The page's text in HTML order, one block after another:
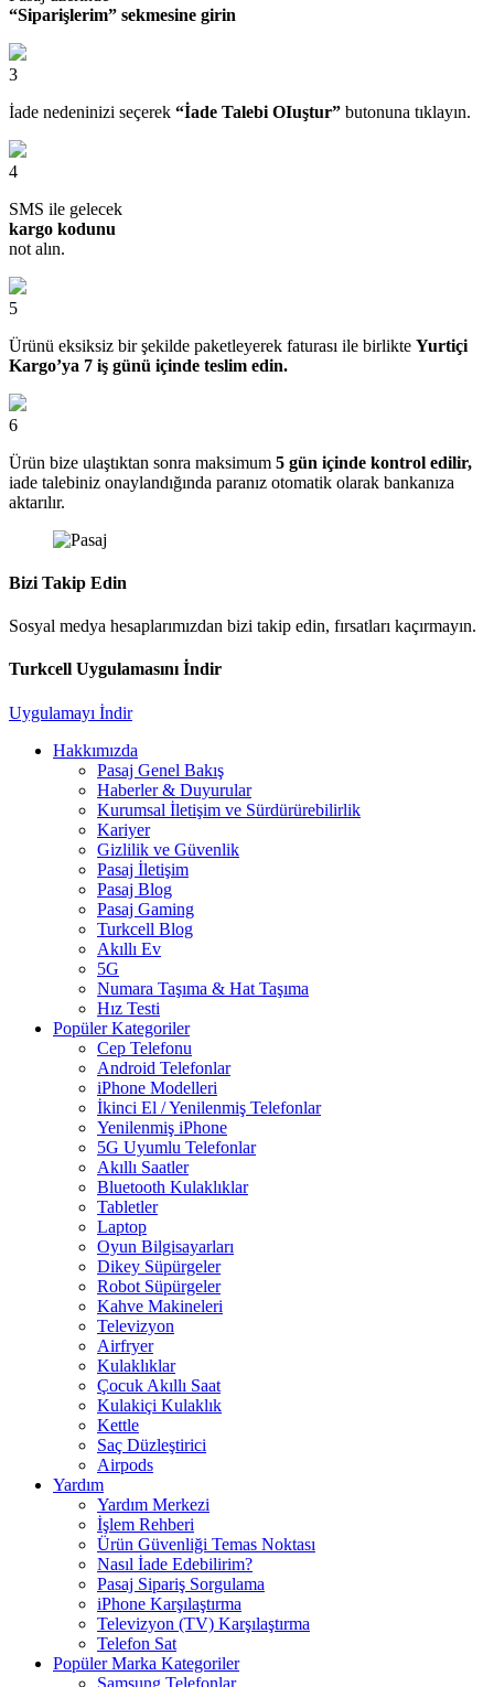
“Siparişlerim” sekmesine girin
3
İade nedeninizi seçerek “İade Talebi OIuştur” butonuna tıklayın.
4
SMS ile gelecek
kargo kodunu
not alın.
5
Ürünü eksiksiz bir şekilde paketleyerek faturası ile birlikte Yurtiçi
Kargo’ya 7 iş günü içinde teslim edin.
6
Ürün bize ulaştıktan sonra maksimum 5 gün içinde kontrol edilir,
iade talebiniz onaylandığında paranız otomatik olarak bankanıza
aktarılır.
Bizi Takip Edin
Sosyal medya hesaplarımızdan bizi takip edin, fırsatları kaçırmayın.
Turkcell Uygulamasını İndir
Uygulamayı İndir
Hakkımızda
Pasaj Genel Bakış
Haberler & Duyurular
Kurumsal İletişim ve Sürdürürebilirlik
Kariyer
Gizlilik ve Güvenlik
Pasaj İletişim
Pasaj Blog
Pasaj Gaming
Turkcell Blog
Akıllı Ev
5G
Numara Taşıma & Hat Taşıma
Hız Testi
Popüler Kategoriler
Cep Telefonu
Android Telefonlar
iPhone Modelleri
İkinci El / Yenilenmiş Telefonlar
Yenilenmiş iPhone
5G Uyumlu Telefonlar
Akıllı Saatler
Bluetooth Kulaklıklar
Tabletler
Laptop
Oyun Bilgisayarları
Dikey Süpürgeler
Robot Süpürgeler
Kahve Makineleri
Televizyon
Airfryer
Kulaklıklar
Çocuk Akıllı Saat
Kulakiçi Kulaklık
Kettle
Saç Düzleştirici
Airpods
Yardım
Yardım Merkezi
İşlem Rehberi
Ürün Güvenliği Temas Noktası
Nasıl İade Edebilirim?
Pasaj Sipariş Sorgulama
iPhone Karşılaştırma
Televizyon (TV) Karşılaştırma
Telefon Sat
Popüler Marka Kategoriler
Samsung Telefonlar